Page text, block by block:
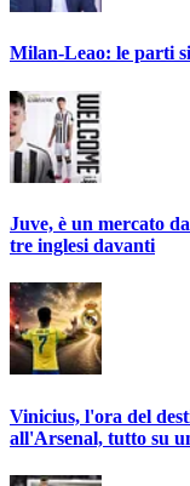
Milan-Leao: le parti
Juve, è un mercato
tre inglesi davanti
Vinicius, l'ora del
all'Arsenal, tutto su